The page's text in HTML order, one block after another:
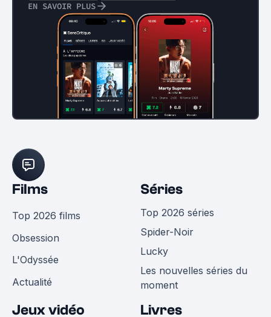
EN SAVOIR PLUS
Films
Top 2026 films
Obsession
L'Odyssée
Actualité
Séries
Top 2026 séries
Spider-Noir
Lucky
Les nouvelles séries du
moment
Jeux vidéo Livres